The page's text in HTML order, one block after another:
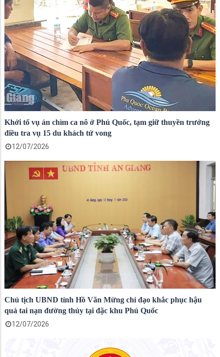
Khởi tố vụ án chìm ca nô ở Phú Quốc, tạm giữ thuyền trưởng
điều tra vụ 15 du khách tử vong
12/07/2026
Chủ tịch UBND tỉnh Hồ Văn Mừng chỉ đạo khắc phục hậu
quả tai nạn đường thủy tại đặc khu Phú Quốc
12/07/2026